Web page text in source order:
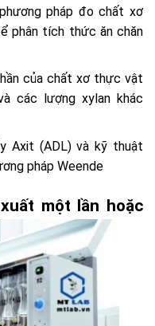
pháp đo chất xơ
phân tích thức ăn chăn
của chất xơ thực vật
các lượng xylan khác
Axit (ADL) và kỹ thuật
pháp Weende
một lần hoặc